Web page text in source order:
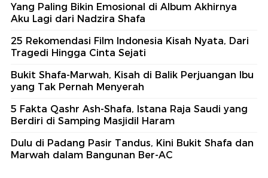
Yang Paling Bikin Emosional di Album Akhirnya
Aku Lagi dari Nadzira Shafa
25 Rekomendasi Film Indonesia Kisah Nyata, Dari
Tragedi Hingga Cinta Sejati
Bukit Shafa-Marwah, Kisah di Balik Perjuangan Ibu
yang Tak Pernah Menyerah
5 Fakta Qashr Ash-Shafa, Istana Raja Saudi yang
Berdiri di Samping Masjidil Haram
Dulu di Padang Pasir Tandus, Kini Bukit Shafa dan
Marwah dalam Bangunan Ber-AC